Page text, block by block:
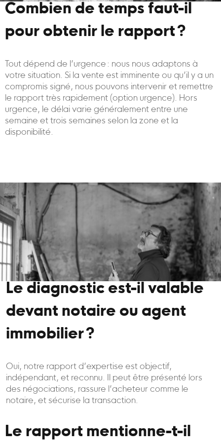
Combien de temps faut-il
pour obtenir le rapport ?
Tout dépend de l’urgence : nous nous adaptons à
votre situation. Si la vente est imminente ou qu’il y a un
compromis signé, nous pouvons intervenir et remettre
le rapport très rapidement (option urgence). Hors
urgence, le délai varie généralement entre une
semaine et trois semaines selon la zone et la
disponibilité.
Le diagnostic est-il valable
devant notaire ou agent
immobilier ?
Oui, notre rapport d’expertise est objectif,
indépendant, et reconnu. Il peut être présenté lors
des négociations, rassure l’acheteur comme le
notaire, et sécurise la transaction.
Le rapport mentionne-t-il